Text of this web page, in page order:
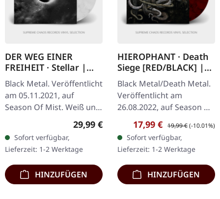
DER WEG EINER
FREIHEIT · Stellar |
WHITE/BLACK LP
Black Metal. Veröffentlicht
am 05.11.2021, auf
Season Of Mist. Weiß und
schwarz gemischtes Vinyl
mit gestanztem Cover,
limitiert auf 200
Exemplare.…
Regulärer Preis:
29,99 €
Sofort verfügbar,
Lieferzeit: 1-2 Werktage
HINZUFÜGEN
HIEROPHANT · Death
Siege [RED/BLACK] |
LP
Black Metal/Death Metal.
Veröffentlicht am
26.08.2022, auf Season Of
Mist Underground
Activists. Dunkelrot und
schwarz marmoriertes
Vinyl im…
Verkaufspreis:
17,99 € Regulärer Preis:
19,99 €(-10.01%)
Sofort verfügbar,
Lieferzeit: 1-2 Werktage
HINZUFÜGEN